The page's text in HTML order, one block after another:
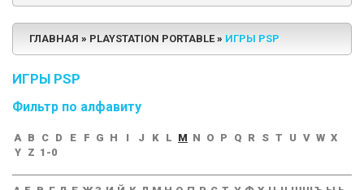
ГЛАВНАЯ PLAYSTATION PORTABLE ИГРЫ PSP
ИГРЫ PSP
Фильтр по алфавиту
A B C D E F G H I J K L M N O P Q R S T U V W X
Y
Z 1-0